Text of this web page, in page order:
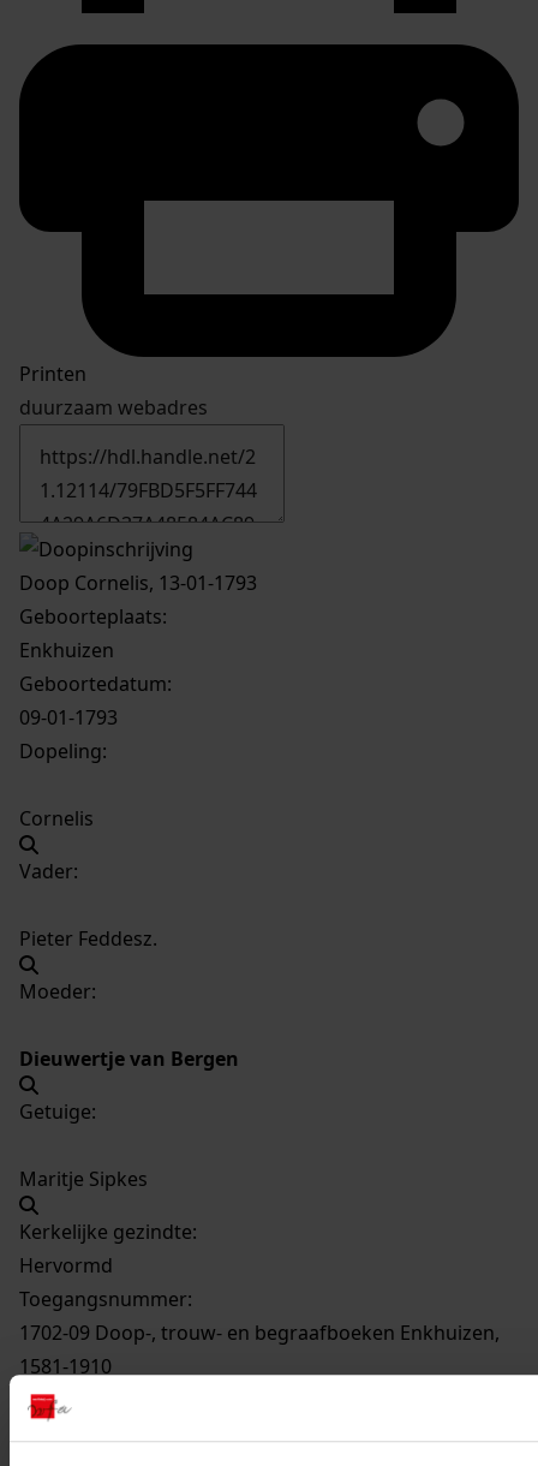
Printen
duurzaam webadres
Doop Cornelis, 13-01-1793
Geboorteplaats:
Enkhuizen
Geboortedatum:
09-01-1793
Dopeling:
Cornelis
Vader:
Pieter Feddesz.
Moeder:
Dieuwertje van Bergen
Getuige:
Maritje Sipkes
Kerkelijke gezindte:
Hervormd
Toegangsnummer:
1702-09 Doop-, trouw- en begraafboeken Enkhuizen,
1581-1910
Inventarisnummer